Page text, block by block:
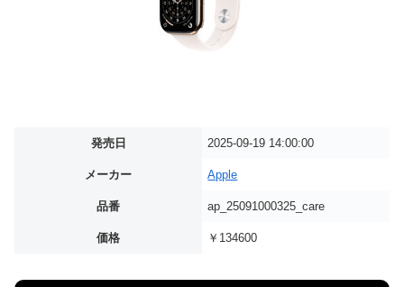
発売日 2025-09-19 14:00:00
メーカー Apple
品番 ap_25091000325_care
価格 ￥134600